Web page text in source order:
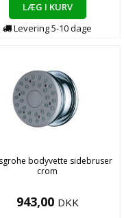
LÆG I KURV
Levering5-10dage
bodyvette sidebruser
crom
943,00 DKK